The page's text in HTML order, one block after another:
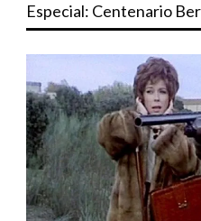
Especial: Centenario